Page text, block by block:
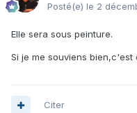
Posté(e) le 2
Elle sera sous peinture.
Si je me souviens bien,c'est
Citer